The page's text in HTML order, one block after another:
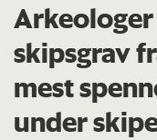
skipsgrav
mest
under